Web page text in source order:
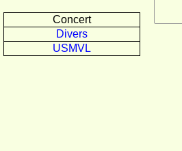
Concert
Divers
USMVL